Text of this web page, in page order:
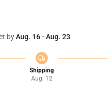
byAug. 16 - Aug. 23
Shipping
Aug. 12